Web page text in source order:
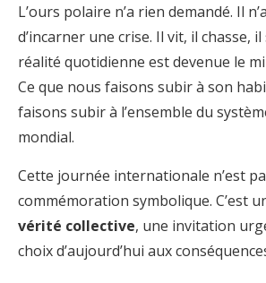
L’ours polaire n’a rien demandé. Il
d’incarner une crise. Il vit, il chasse,
réalité quotidienne est devenue le
Ce que nous faisons subir à son
faisons subir à l’ensemble du
mondial.
Cette journée internationale n’est
commémoration symbolique. C’est
vérité collective, une invitation
choix d’aujourd’hui aux